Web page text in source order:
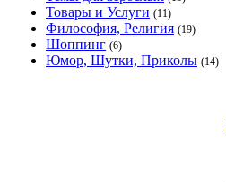
Товары и Услуги (11)
Философия, Религия (19)
Шоппинг (6)
Юмор, Шутки, Приколы (14)